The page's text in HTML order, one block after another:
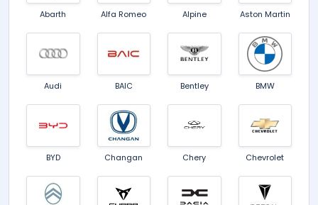
Abarth Alfa Romeo Alpine Aston Martin
Audi BAIC Bentley BMW
BYD Changan Chery Chevrolet